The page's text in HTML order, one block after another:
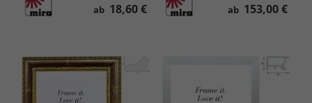
ab 18,60 € ab 153,00 €